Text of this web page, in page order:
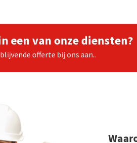
een van onze diensten?
offerte bij ons aan..